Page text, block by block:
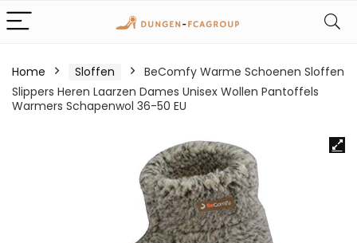
Home Sloffen
BeComfy Warme Schoenen Sloffen
Slippers Heren Laarzen Dames Unisex Wollen Pantoffels
Warmers Schapenwol 36-50 EU